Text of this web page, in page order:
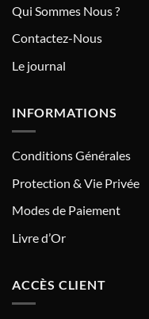
Qui Sommes Nous ?
Contactez-Nous
Le journal
INFORMATIONS
Conditions Générales
Protection & Vie Privée
Modes de Paiement
Livre d’Or
ACCÈS CLIENT